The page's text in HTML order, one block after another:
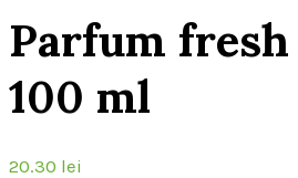
Parfum
100 ml
20.30 lei